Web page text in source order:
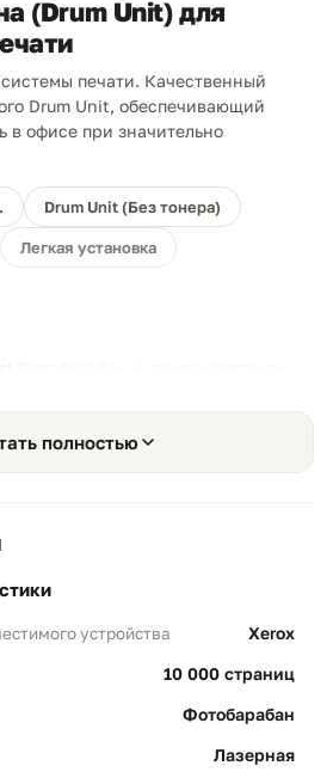
(Drum Unit) для
печати. Качественный
Drum Unit, обеспечивающий
в офисе при значительно
Drum Unit (Без тонера)
Легкая установка
— это именно оптический
просит «Замените принт-
Полная идентичность
занимает меньше минуты.
полностью
устройства Xerox
10 000 страниц
Фотобарабан
Лазерная